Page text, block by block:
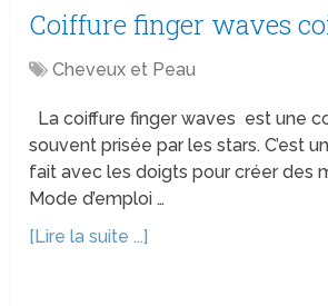
Coiffure finger waves
Cheveux et Peau
La coiffure finger waves est une
souvent prisée par les stars. C’est
fait avec les doigts pour créer des
Mode d’emploi …
[Lire la suite ...]